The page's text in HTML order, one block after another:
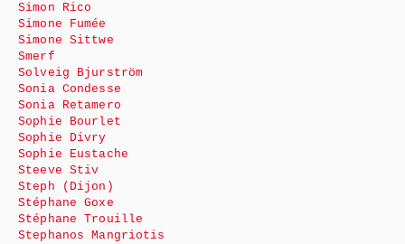
Simon Rico
Simone Fumée
Simone Sittwe
Smerf
Solveig Bjurström
Sonia Condesse
Sonia Retamero
Sophie Bourlet
Sophie Divry
Sophie Eustache
Steeve Stiv
Steph (Dijon)
Stéphane Goxe
Stéphane Trouille
Stephanos Mangriotis